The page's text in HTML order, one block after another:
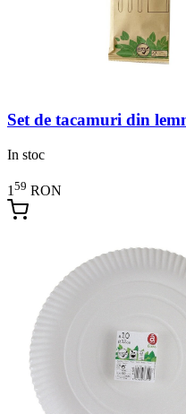
Set de tacamuri din
In stoc
1 59 RON